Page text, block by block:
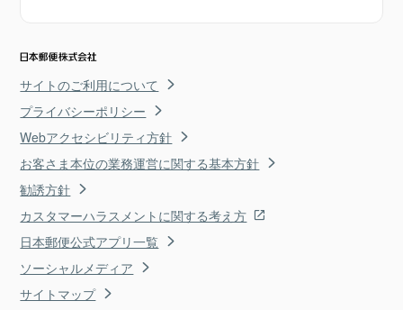
サイトのご利用について
プライバシーポリシー
Webアクセシビリティ方針
お客さま本位の業務運営に関する基本方針
勧誘方針
カスタマーハラスメントに関する考え方
日本郵便公式アプリ一覧
ソーシャルメディア
サイトマップ